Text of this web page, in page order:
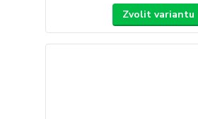
Zvolit variantu